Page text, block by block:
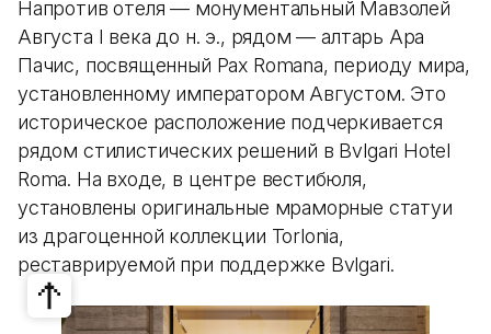
Напротив отеля — монументальный Мавзолей
Августа I века до н. э., рядом — алтарь Ара
Пачис, посвященный Pax Romana, периоду мира,
установленному императором Августом. Это
историческое расположение подчеркивается
рядом стилистических решений в Bvlgari Hotel
Roma. На входе, в центре вестибюля,
установлены оригинальные мраморные статуи
из драгоценной коллекции Torlonia,
реставрируемой при поддержке Bvlgari.